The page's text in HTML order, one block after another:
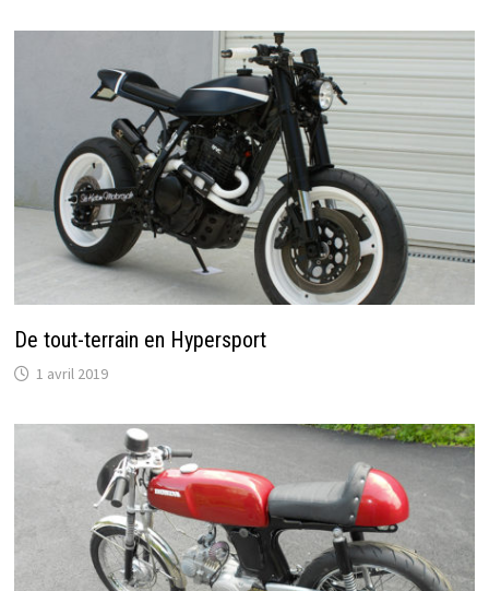
De tout-terrain en Hypersport
1 avril 2019